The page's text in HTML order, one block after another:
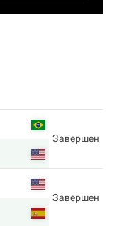
Завершен
Завершен